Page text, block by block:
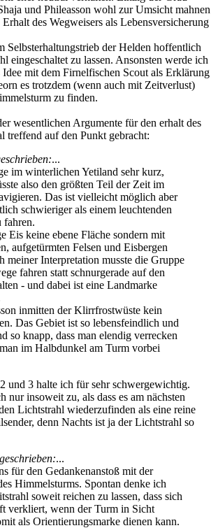
und Phileasson wohl zur Umsicht mahnen
des Wegweisers als Lebensversicherung
Selbsterhaltungstrieb der Helden hoffentlich
eingeschaltet zu lassen. Ansonsten werde ich
Idee mit dem Firnelfischen Scout als Erklärung
es trotzdem (wenn auch mit Zeitverlust)
zu finden.
wesentlichen Argumente für den erhalt des
treffend auf den Punkt gebracht:
...
im winterlichen Yetiland sehr kurz,
also den größten Teil der Zeit im
Das ist vielleicht möglich aber
schwieriger als einem leuchtenden
fahren.
Eis keine ebene Fläche sondern mit
aufgetürmten Felsen und Eisbergen
meiner Interpretation musste die Gruppe
fahren statt schnurgerade auf den
- und dabei ist eine Landmarke
inmitten der Klirrfrostwüste kein
Das Gebiet ist so lebensfeindlich und
so knapp, dass man elendig verrecken
im Halbdunkel am Turm vorbei
und 3 halte ich für sehr schwergewichtig.
nur insoweit zu, als dass es am nächsten
Lichtstrahl wiederzufinden als eine reine
denn Nachts ist ja der Lichtstrahl so
...
für den Gedankenanstoß mit der
Himmelsturms. Spontan denke ich
soweit reichen zu lassen, dass sich
verkliert, wenn der Turm in Sicht
als Orientierungsmarke dienen kann.